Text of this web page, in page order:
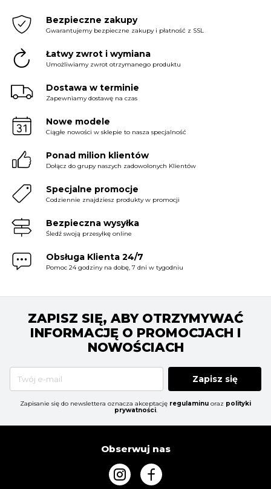
Bezpieczne zakupy
Gwarantujemy bezpieczne zakupy i płatność z SSL
Łatwy zwrot i wymiana
Umożliwiamy zwrot otrzymanego produktu
Dostawa w terminie
Zapewniamy dostawę na czas
Nowe modele
Ciągłe nowości w sklepie to nasza specjalność
Ponad milion klientów
Dołącz do grupy naszych zadowolonych Klientów
Specjalne promocje
Codziennie znajdziesz produkty w promocji
Bezpieczna wysyłka
Śledź swoją przesyłkę online
Obsługa Klienta 24/7
Pomoc 24 godziny na dobę, 7 dni w tygodniu
ZAPISZ SIĘ, ABY OTRZYMYWAĆ
INFORMACJĘ O PROMOCJACH I
NOWOŚCIACH
Zapisz się
Zapisanie się do newslettera oznacza akceptację regulaminu oraz polityki
prywatności.
Obserwuj nas